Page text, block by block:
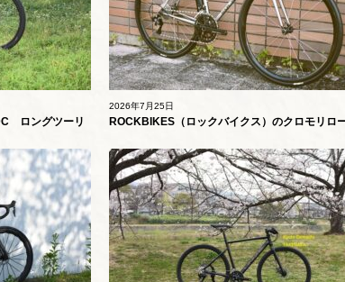
ロングツーリ
2026年7月25日
ROCKBIKES（ロックバイクス）のクロモリロ